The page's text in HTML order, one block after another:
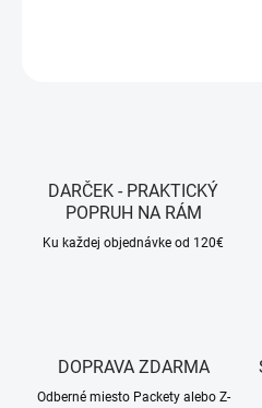
DARČEK - PRAKTICKÝ
POPRUH NA RÁM
Ku každej objednávke od 120€
DOPRAVA ZDARMA
Odberné miesto Packety alebo Z-